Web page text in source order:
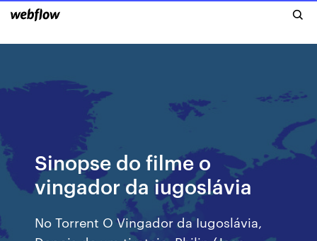
Sinopse do filme o
vingador da iugoslávia
No Torrent O Vingador da Iugoslávia,